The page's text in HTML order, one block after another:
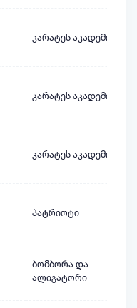
კარატეს აკადემია
კარატეს აკადემია
კარატეს აკადემია
პატრიოტი
ბომბორა და
ალიგატორი